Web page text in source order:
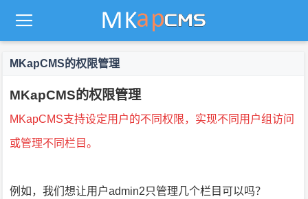
MKapCMS的权限管理
MKapCMS的权限管理
MKapCMS支持设定用户的不同权限，实现不同用户组访问
或管理不同栏目。
例如，我们想让用户admin2只管理几个栏目可以吗？